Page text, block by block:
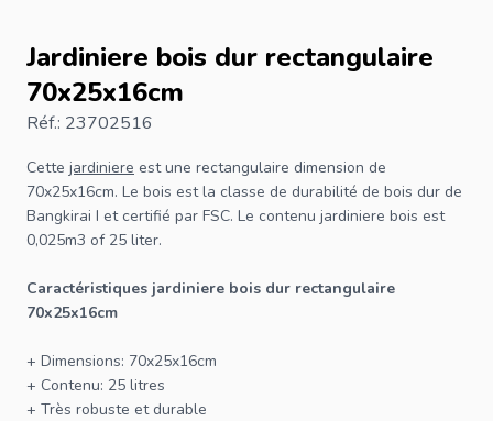
Jardiniere bois dur rectangulaire
70x25x16cm
Réf.: 23702516
Cette jardiniere est une rectangulaire dimension de
70x25x16cm. Le bois est la classe de durabilité de bois dur de
Bangkirai I et certifié par FSC. Le contenu jardiniere bois est
0,025m3 of 25 liter.
Caractéristiques jardiniere bois dur rectangulaire
70x25x16cm
+ Dimensions: 70x25x16cm
+ Contenu: 25 litres
+ Très robuste et durable